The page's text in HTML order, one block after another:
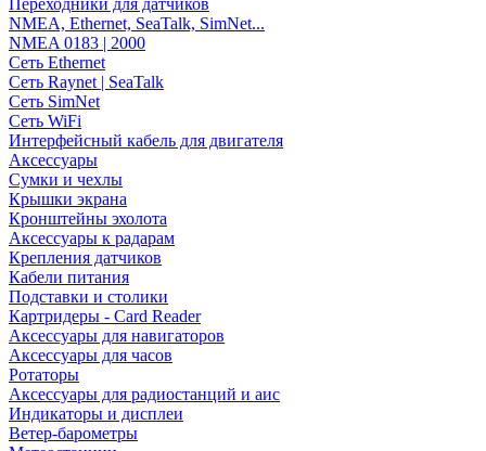
Переходники для датчиков
NMEA, Ethernet, SeaTalk, SimNet...
NMEA 0183 | 2000
Сеть Ethernet
Сеть Raynet | SeaTalk
Сеть SimNet
Сеть WiFi
Интерфейсный кабель для двигателя
Аксессуары
Сумки и чехлы
Крышки экрана
Кронштейны эхолота
Аксессуары к радарам
Крепления датчиков
Кабели питания
Подставки и столики
Картридеры - Card Reader
Аксессуары для навигаторов
Аксессуары для часов
Ротаторы
Аксессуары для радиостанций и аис
Индикаторы и дисплеи
Ветер-барометры